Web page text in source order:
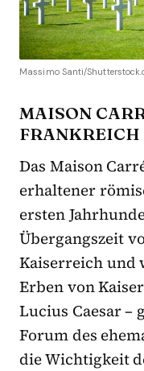
Massimo Santi/
MAISON
FRANKREICH
Das Maison
erhaltener
ersten
Übergangszeit
Kaiserreich und
Erben von
Lucius Caesar –
Forum des
die Wichtigkeit